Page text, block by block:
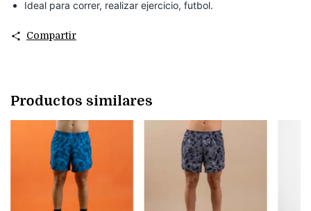
Ideal para correr, realizar ejercicio, futbol.
Compartir
Productos similares